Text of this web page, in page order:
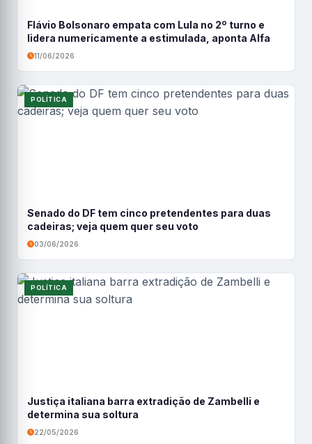
Flávio Bolsonaro empata com Lula no 2º turno e
lidera numericamente a estimulada, aponta Alfa
11/06/2026
POLÍTICA
Senado do DF tem cinco pretendentes para duas
cadeiras; veja quem quer seu voto
03/06/2026
POLÍTICA
Justiça italiana barra extradição de Zambelli e
determina sua soltura
22/05/2026